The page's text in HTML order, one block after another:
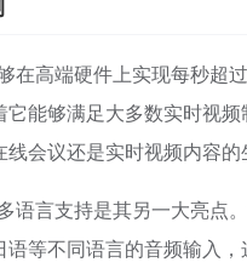
在高端硬件上实现每秒超
它能够满足大多数实时视
会议还是实时视频内容的
语言支持是其另一大亮点
语等不同语言的音频输入，